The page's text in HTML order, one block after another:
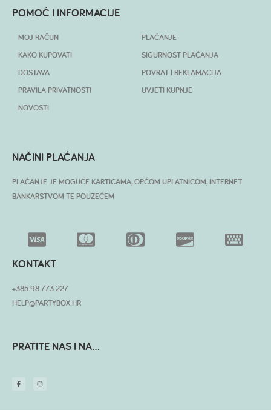
POMOĆ I INFORMACIJE
MOJ RAČUN
KAKO KUPOVATI
DOSTAVA
PRAVILA PRIVATNOSTI
NOVOSTI
PLAĆANJE
SIGURNOST PLAĆANJA
POVRAT I REKLAMACIJA
UVJETI KUPNJE
NAČINI PLAĆANJA
PLAĆANJE JE MOGUĆE KARTICAMA, OPĆOM UPLATNICOM, INTERNET
BANKARSTVOM TE POUZEĆEM
KONTAKT
+385 98 773 227
HELP@PARTYBOX.HR
PRATITE NAS I NA...